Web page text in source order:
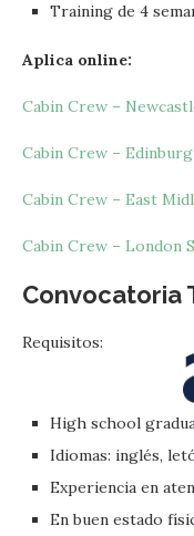
Training de 4
Aplica online:
Cabin Crew –
Cabin Crew –
Cabin Crew – East
Cabin Crew – London
Convocatoria
Requisitos:
High school
Idiomas: inglés,
Experiencia en
En buen estado